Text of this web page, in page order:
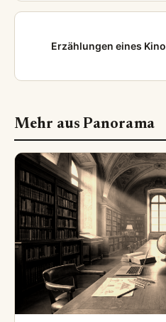
Erzählungen eines
Mehr aus Panorama